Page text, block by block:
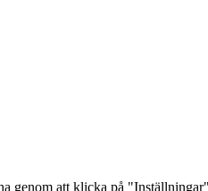
genom att klicka på